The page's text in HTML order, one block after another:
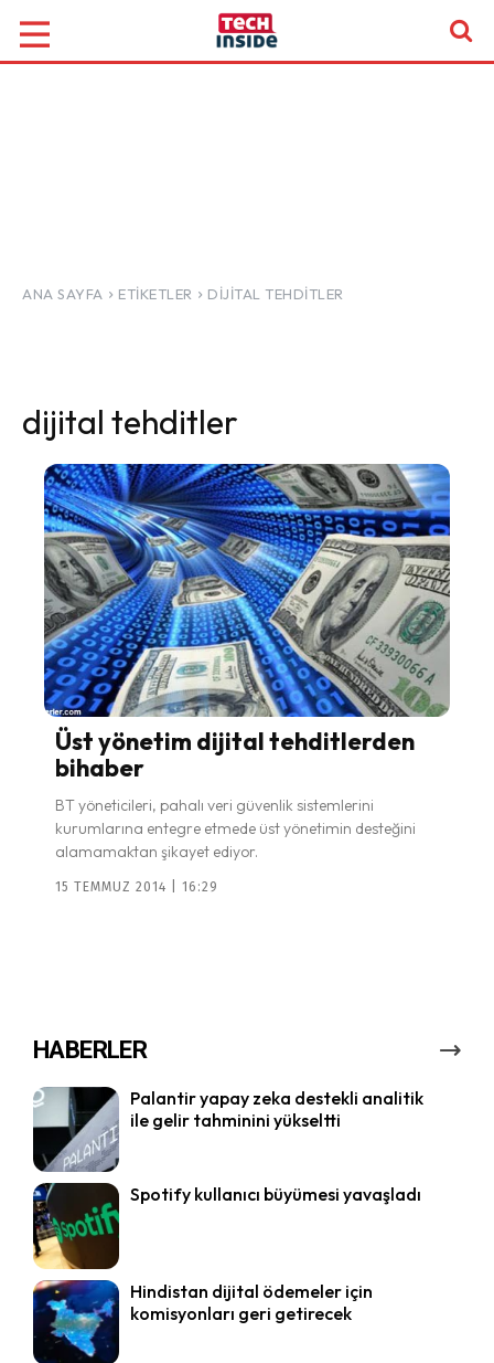
ANA SAYFA ETIKETLER DIJITAL TEHDITLER
dijital tehditler
Üst yönetim dijital tehditlerden
bihaber
BT yöneticileri, pahalı veri güvenlik sistemlerini
kurumlarına entegre etmede üst yönetimin desteğini
alamamaktan şikayet ediyor.
15 TEMMUZ 2014 | 16:29
HABERLER
Palantir yapay zeka destekli analitik
ile gelir tahminini yükseltti
Spotify kullanıcı büyümesi yavaşladı
Hindistan dijital ödemeler için
komisyonları geri getirecek